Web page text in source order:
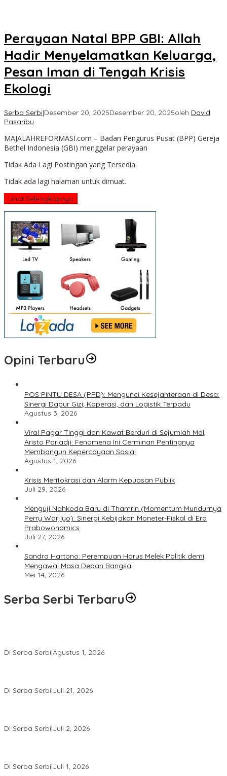
Perayaan Natal BPP GBI: Allah
Hadir Menyelamatkan Keluarga,
Pesan Iman di Tengah Krisis
Ekologi
Serba Serbi|Desember 20, 2025Desember 20, 2025oleh David
Pasaribu
MAJALAHREFORMASI.com – Badan Pengurus Pusat (BPP) Gereja
Bethel Indonesia (GBI) menggelar perayaan
Tidak Ada Lagi Postingan yang Tersedia.
Tidak ada lagi halaman untuk dimuat.
Lihat Selengkapnya
Opini Terbaru
POS PINTU DESA (PPD): Mengunci Kesejahteraan di Desa:
Sinergi Dapur Gizi, Koperasi, dan Logistik Terpadu
Agustus 3, 2026
Viral Pagar Tinggi dan Kawat Berduri di Sejumlah Mal,
Aristo Pariadji: Fenomena Ini Cerminan Pentingnya
Membangun Kepercayaan Sosial
Agustus 1, 2026
​Krisis Meritokrasi dan Alarm Kepuasan Publik
Juli 29, 2026
​Menguji Nahkoda Baru di Thamrin (Momentum Mundurnya
Perry Warjiyo): Sinergi Kebijakan Moneter-Fiskal di Era
Prabowonomics
Juli 27, 2026
Sandra Hartono: Perempuan Harus Melek Politik demi
Mengawal Masa Depan Bangsa
Mei 14, 2026
Serba Serbi Terbaru
Di Serba Serbi|Agustus 1, 2026
Di Serba Serbi|Juli 21, 2026
Di Serba Serbi|Juli 2, 2026
Di Serba Serbi|Juli 1, 2026